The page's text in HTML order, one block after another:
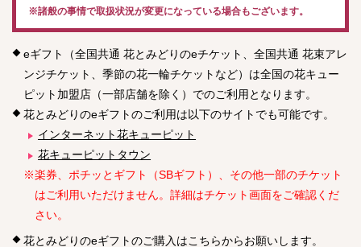
※諸般の事情で取扱状況が変更になっている場合もございます。
eギフト（全国共通 花とみどりのeチケット、全国共通 花束アレ
ンジチケット、季節の花一輪チケットなど）は全国の花キュー
ピット加盟店（一部店舗を除く）でのご利用となります。
花とみどりのeギフトのご利用は以下のサイトでも可能です。
インターネット花キューピット
花キューピットタウン
※楽券、ポチッとギフト（SBギフト）、その他一部のチケット
はご利用いただけません。詳細はチケット画面をご確認くだ
さい。
花とみどりのeギフトのご購入はこちらからお願いします。